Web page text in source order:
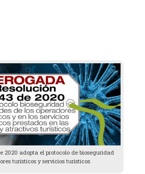
2020 adopta el protocolo de bioseguridad
turísticos y servicios turísticos